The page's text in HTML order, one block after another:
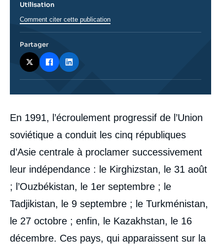
Corps
analyses
En 1991, l’écroulement progressif de l’Union
soviétique a conduit les cinq républiques
d’Asie centrale à proclamer successivement
leur indépendance : le Kirghizstan, le 31 août
; l’Ouzbékistan, le 1er septembre ; le
Tadjikistan, le 9 septembre ; le Turkménistan,
le 27 octobre ; enfin, le Kazakhstan, le 16
décembre. Ces pays, qui apparaissent sur la
Utilisation
Comment citer cette publication
Partager